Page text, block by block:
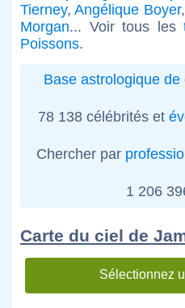
Tierney,Angélique Boyer
Morgan... Voir tous les
Poissons.
Base astrologique de
78 138 célébrités et
Chercher par
1 206
Carte du ciel de
Sélectionnez